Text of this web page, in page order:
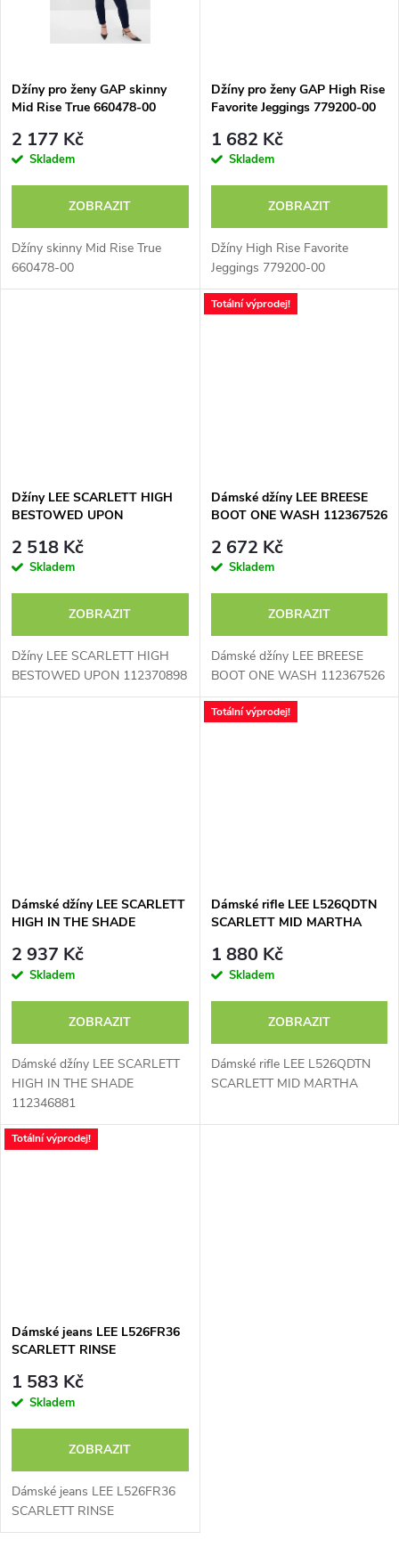
Džíny pro ženy GAP skinny
Mid Rise True 660478-00
2 177 Kč
Skladem
ZOBRAZIT
Džíny skinny Mid Rise True
660478-00
Džíny pro ženy GAP High Rise
Favorite Jeggings 779200-00
1 682 Kč
Skladem
ZOBRAZIT
Džíny High Rise Favorite
Jeggings 779200-00
Džíny LEE SCARLETT HIGH
BESTOWED UPON
2 518 Kč
Skladem
ZOBRAZIT
Džíny LEE SCARLETT HIGH
BESTOWED UPON 112370898
Totální výprodej!
Dámské džíny LEE BREESE
BOOT ONE WASH 112367526
2 672 Kč
Skladem
ZOBRAZIT
Dámské džíny LEE BREESE
BOOT ONE WASH 112367526
Dámské džíny LEE SCARLETT
HIGH IN THE SHADE
2 937 Kč
Skladem
ZOBRAZIT
Dámské džíny LEE SCARLETT
HIGH IN THE SHADE
112346881
Totální výprodej!
Dámské rifle LEE L526QDTN
SCARLETT MID MARTHA
1 880 Kč
Skladem
ZOBRAZIT
Dámské rifle LEE L526QDTN
SCARLETT MID MARTHA
Totální výprodej!
Dámské jeans LEE L526FR36
SCARLETT RINSE
1 583 Kč
Skladem
ZOBRAZIT
Dámské jeans LEE L526FR36
SCARLETT RINSE